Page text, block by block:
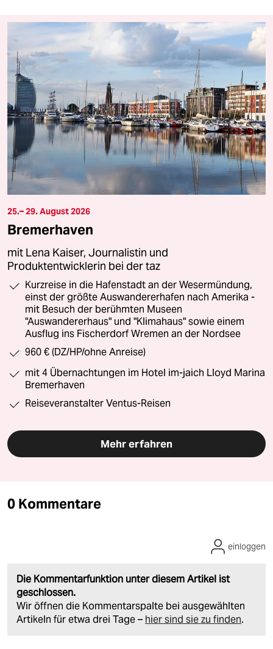
25.– 29. August 2026
Bremerhaven
mit Lena Kaiser, Journalistin und
Produktentwicklerin bei der taz
Kurzreise in die Hafenstadt an der Wesermündung,
einst der größte Auswandererhafen nach Amerika -
mit Besuch der berühmten Museen
"Auswandererhaus" und "Klimahaus" sowie einem
Ausflug ins Fischerdorf Wremen an der Nordsee
960 € (DZ/HP/ohne Anreise)
mit 4 Übernachtungen im Hotel im-jaich Lloyd Marina
Bremerhaven
Reiseveranstalter Ventus-Reisen
Mehr erfahren
0 Kommentare
Die Kommentarfunktion unter diesem Artikel ist
geschlossen.
Wir öffnen die Kommentarspalte bei ausgewählten
Artikeln für etwa drei Tage – hier sind sie zu finden.
einloggen